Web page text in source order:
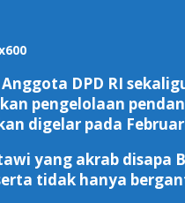
DPD RI
pengelolaan
digelar pada
yang akrab disapa
tidak hanya